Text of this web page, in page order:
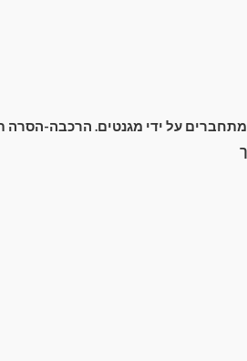
על ידי מגנטים. הרכבה-הסרה תוך 2